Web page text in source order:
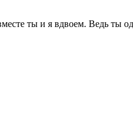
ты и я вдвоем. Ведь